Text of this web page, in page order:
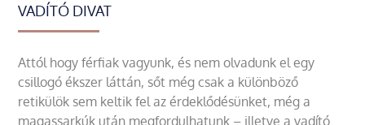
VADÍTÓ DIVAT
Attól hogy férfiak vagyunk, és nem olvadunk el egy
csillogó ékszer láttán, sőt még csak a különböző
retikülök sem keltik fel az érdeklődésünket, még a
magassarkúk után megfordulhatunk – illetve a vadító